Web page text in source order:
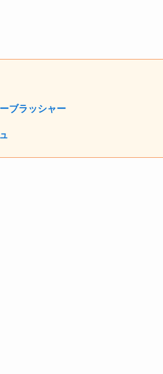
ブラッシャー